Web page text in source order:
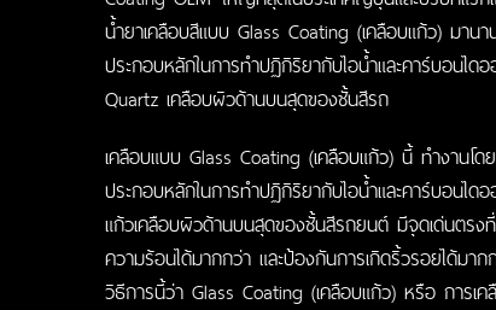
น้ำยาเคลือบสีแบบ Glass Coating (เคลือบแก้ว) มาน
ประกอบหลักในการทำปฏิกิริยากับไอน้ำและคาร์บอนไ
Quartz เคลือบผิวด้านบนสุดของชั้นสีรถ
เคลือบแบบ Glass Coating (เคลือบแก้ว) นี้ ทำงานโด
ประกอบหลักในการทำปฏิกิริยากับไอน้ำและคาร์บอนไ
แก้วเคลือบผิวด้านบนสุดของชั้นสีรถยนต์ มีจุดเด่นตร
ความร้อนได้มากกว่า และป้องกันการเกิดริ้วรอยได้มา
วิธีการนี้ว่า Glass Coating (เคลือบแก้ว) หรือ การเ